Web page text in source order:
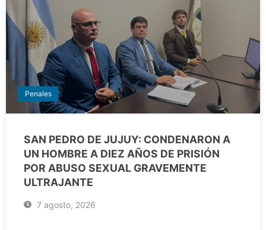
Penales
SAN PEDRO DE JUJUY: CONDENARON A
UN HOMBRE A DIEZ AÑOS DE PRISIÓN
POR ABUSO SEXUAL GRAVEMENTE
ULTRAJANTE
7 agosto, 2026